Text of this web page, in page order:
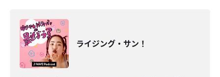
ライジング・サン！